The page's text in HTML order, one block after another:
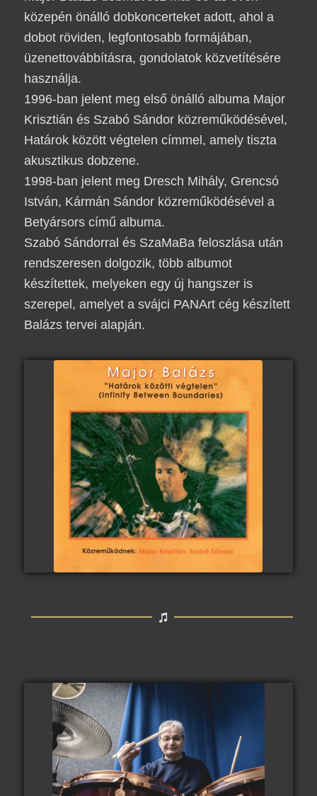
közepén önálló dobkoncerteket adott, ahol a
dobot röviden, legfontosabb formájában,
üzenettovábbításra, gondolatok közvetítésére
használja.
1996-ban jelent meg első önálló albuma Major
Krisztián és Szabó Sándorközreműködésével,
Határok között végtelen címmel, amely tiszta
akusztikus dobzene.
1998-ban jelent meg Dresch Mihály, Grencsó
István, Kármán Sándorközreműködésével a
Betyársorscímű albuma.
Szabó Sándorral és SzaMaBafeloszlása ​​után
rendszeresen dolgozik, több albumot
készítettek, melyeken egy új hangszer is
szerepel, amelyet a svájci PANArtcég készített
Balázstervei alapján.